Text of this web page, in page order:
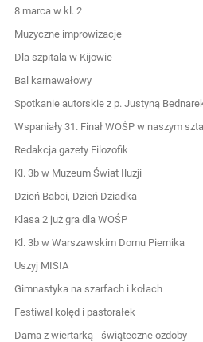
8 marca w kl. 2
Muzyczne improwizacje
Dla szpitala w Kijowie
Bal karnawałowy
Spotkanie autorskie z p. Justyną
Wspaniały 31. Finał WOŚP w naszym
Redakcja gazety Filozofik
Kl. 3b w Muzeum Świat Iluzji
Dzień Babci, Dzień Dziadka
Klasa 2 już gra dla WOŚP
Kl. 3b w Warszawskim Domu Piernika
Uszyj MISIA
Gimnastyka na szarfach i kołach
Festiwal kolęd i pastorałek
Dama z wiertarką - świąteczne ozdoby